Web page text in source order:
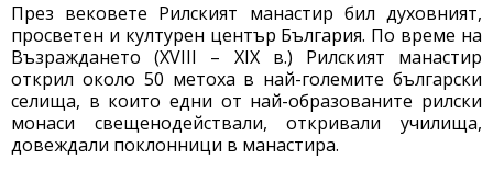
През вековете Рилският манастир бил духовният,
просветен и културен център България. По време на
Възраждането (XVIII – XIX в.) Рилският манастир
открил около 50 метоха в най-големите български
селища, в които едни от най-образованите рилски
монаси свещенодействали, откривали училища,
довеждали поклонници в манастира.